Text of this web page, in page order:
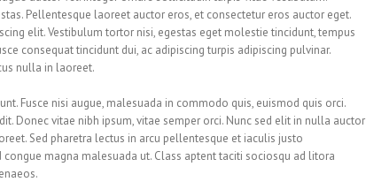
Pellentesque laoreet auctor eros, et consectetur eros auctor eget.
elit. Vestibulum tortor nisi, egestas eget molestie tincidunt, tempus
consequat tincidunt dui, ac adipiscing turpis adipiscing pulvinar.
nulla in laoreet.
Fusce nisi augue, malesuada in commodo quis, euismod quis orci.
Donec vitae nibh ipsum, vitae semper orci. Nunc sed elit in nulla auctor
Sed pharetra lectus in arcu pellentesque et iaculis justo
magna malesuada ut. Class aptent taciti sociosqu ad litora